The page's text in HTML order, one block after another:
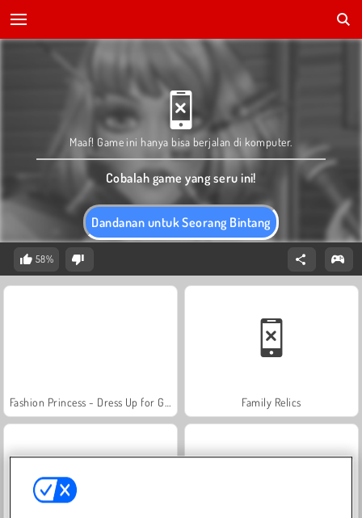
Dandanan untuk Seorang Bintang
Maaf! Game ini hanya bisa berjalan di komputer.
Cobalah game yang seru ini!
58%
Family Relics